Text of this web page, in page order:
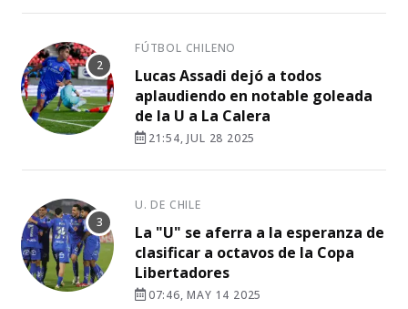
FÚTBOL CHILENO
Lucas Assadi dejó a todos
aplaudiendo en notable goleada
de la U a La Calera
21:54, JUL 28 2025
U. DE CHILE
La "U" se aferra a la esperanza de
clasificar a octavos de la Copa
Libertadores
07:46, MAY 14 2025